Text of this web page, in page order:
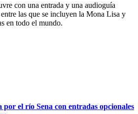
con una entrada y una audioguía
las que se incluyen la Mona Lisa y
en todo el mundo.
el río Sena con entradas opcionales